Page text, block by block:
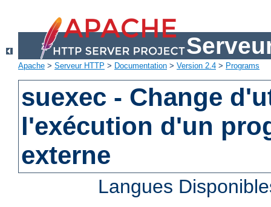
Apache > Serveur HTTP > Documentation > Version 2.4 > Programs
suexec - Change
l'exécution d'un
externe
Langues